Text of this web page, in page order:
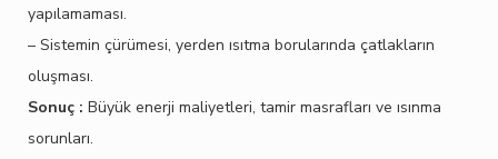
yapılamaması.
– Sistemin çürümesi, yerden ısıtma borularında çatlakların
oluşması.
Sonuç : Büyük enerji maliyetleri, tamir masrafları ve ısınma
sorunları.